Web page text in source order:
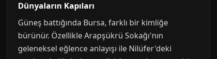
Dünyaların Kapıları
Güneş battığında Bursa, farklı bir kimliğe
bürünür. Özellikle Arapşükrü Sokağı'nın
geleneksel eğlence anlayışı ile Nilüfer'deki